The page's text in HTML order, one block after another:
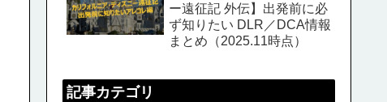
ー遠征記 外伝】出発前に必
ず知りたい DLR／DCA情報
まとめ（2025.11時点）
記事カテゴリ